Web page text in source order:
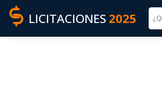
LICITACIONES 2025